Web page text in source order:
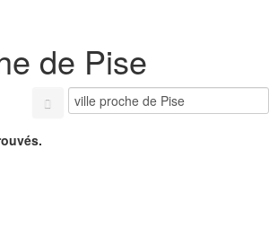
de Pise